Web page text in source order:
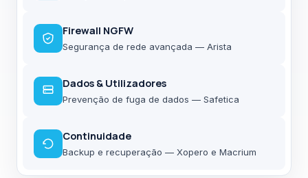
Firewall NGFW
Segurança de rede avançada — Arista
Dados & Utilizadores
Prevenção de fuga de dados — Safetica
Continuidade
Backup e recuperação — Xopero e Macrium